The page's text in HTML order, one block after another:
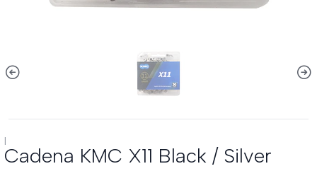
|
Cadena KMC X11 Black / Silver